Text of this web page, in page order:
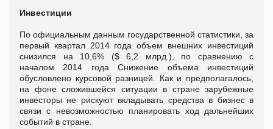
Инвестиции
По официальным данным государственной статистики, за
первый квартал 2014 года объем внешних инвестиций
снизился на 10,6% ($ 6,2 млрд.), по сравнению с
началом 2014 года Снижение объема инвестиций
обусловлено курсовой разницей. Как и предполагалось,
на фоне сложившейся ситуации в стране зарубежные
инвесторы не рискуют вкладывать средства в бизнес в
связи с невозможностью планировать ход дальнейших
событий в стране.